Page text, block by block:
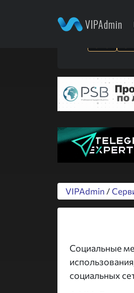
VIPAdmin
VIPAdmin /
Социальные
социальных